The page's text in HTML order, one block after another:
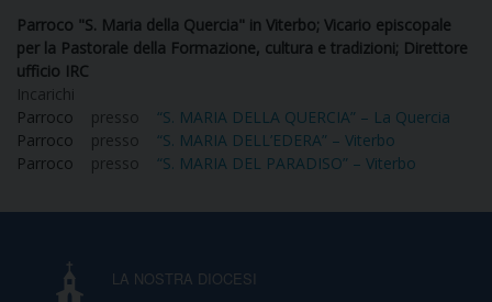
CLERO
CONTATTI
Parroco "S. Maria della Quercia" in Viterbo; Vicario episcopale
per la Pastorale della Formazione, cultura e tradizioni; Direttore
ufficio IRC
Incarichi
Parroco
presso
“S. MARIA DELLA QUERCIA” – La Quercia
Parroco
presso
“S. MARIA DELL’EDERA” – Viterbo
Parroco
presso “S. MARIA DEL PARADISO” – Viterbo
LA NOSTRA DIOCESI